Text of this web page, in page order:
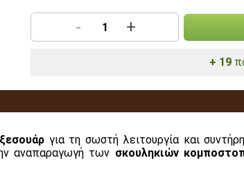
- +
+ 19
για τη σωστή λειτουργία και
αναπαραγωγή των σκουληκιών